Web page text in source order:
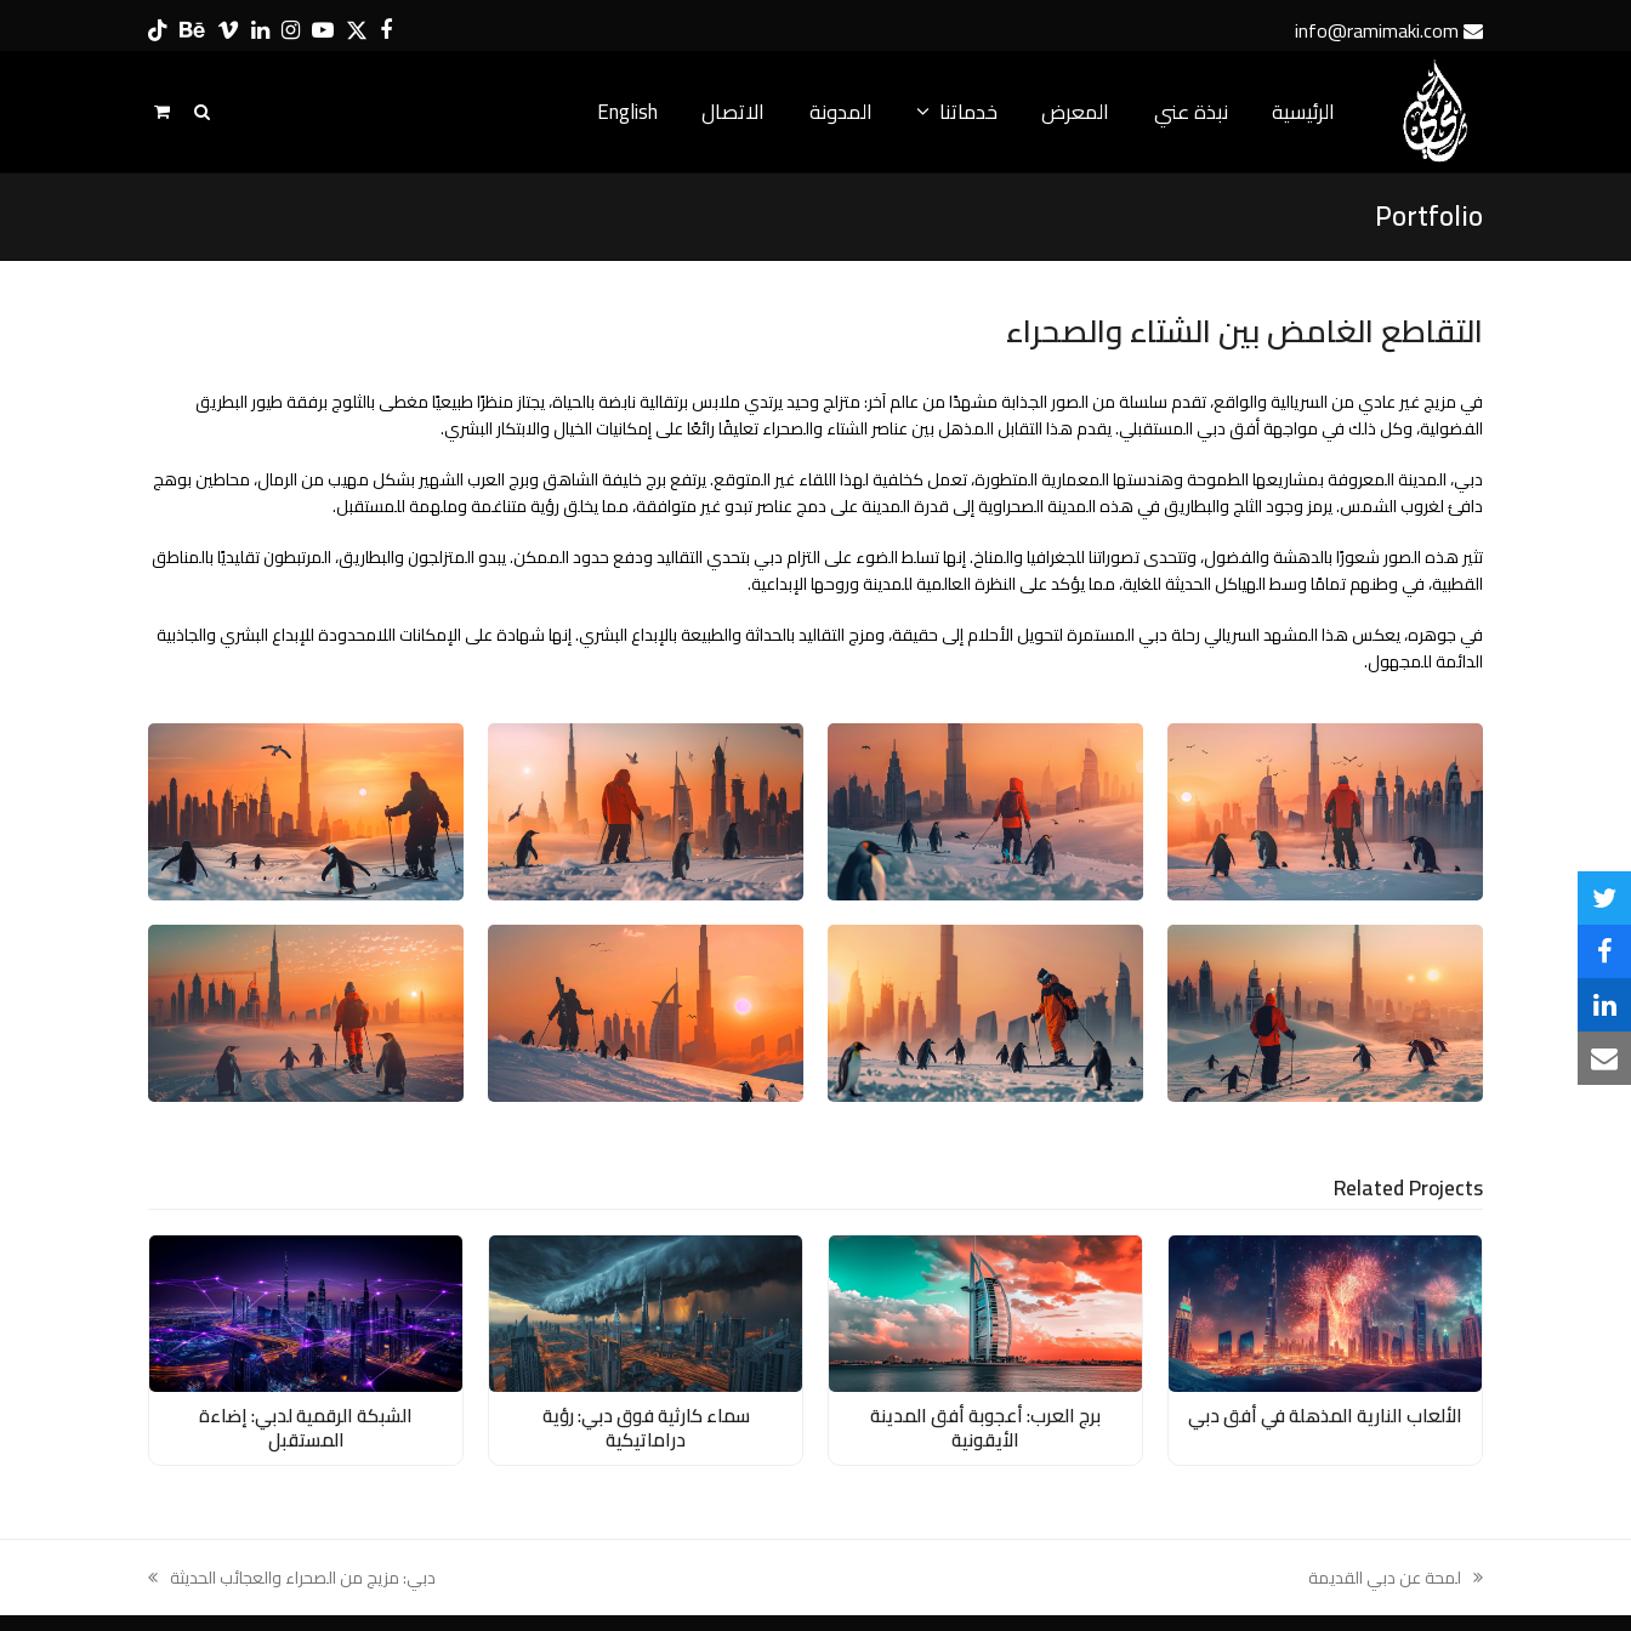
info@ramimaki.com
Facebook
Twitter
YouTube
Instagram
LinkedIn
Vimeo
Behance
Tiktok
الرئيسية نبذة عني المعرض خدماتنا المدونة الاتصال English
Portfolio
التقاطع الغامض بين الشتاء والصحراء
في مزيج غير عادي من السريالية والواقع، تقدم سلسلة من الصور الجذابة مشهدًا من عالم آخر: متزلج وحيد يرتدي ملابس برتقالية نابضة بالحياة، يجتاز منظرًا طبيعيًا مغطى بالثلوج برفقة طيور البطريق
الفضولية، وكل ذلك في مواجهة أفق دبي المستقبلي. يقدم هذا التقابل المذهل بين عناصر الشتاء والصحراء تعليقًا رائعًا على إمكانيات الخيال والابتكار البشري.
دبي، المدينة المعروفة بمشاريعها الطموحة وهندستها المعمارية المتطورة، تعمل كخلفية لهذا اللقاء غير المتوقع. يرتفع برج خليفة الشاهق وبرج العرب الشهير بشكل مهيب من الرمال، محاطين بوهج
دافئ لغروب الشمس. يرمز وجود الثلج والبطاريق في هذه المدينة الصحراوية إلى قدرة المدينة على دمج عناصر تبدو غير متوافقة، مما يخلق رؤية متناغمة وملهمة للمستقبل.
تثير هذه الصور شعورًا بالدهشة والفضول، وتتحدى تصوراتنا للجغرافيا والمناخ. إنها تسلط الضوء على التزام دبي بتحدي التقاليد ودفع حدود الممكن. يبدو المتزلجون والبطاريق، المرتبطون تقليديًا بالمناطق
القطبية، في وطنهم تمامًا وسط الهياكل الحديثة للغاية، مما يؤكد على النظرة العالمية للمدينة وروحها الإبداعية.
في جوهره، يعكس هذا المشهد السريالي رحلة دبي المستمرة لتحويل الأحلام إلى حقيقة، ومزج التقاليد بالحداثة والطبيعة بالإبداع البشري. إنها شهادة على الإمكانات اللامحدودة للإبداع البشري والجاذبية
الدائمة للمجهول.
Share
on
Twitter
Share
on
Facebook
Share
on
Share
Related Projects
الألعاب النارية المذهلة في أفق دبي برج العرب: أعجوبة أفق المدينة
الأيقونية
سماء كارثية فوق دبي: رؤية
دراماتيكية
الشبكة الرقمية لدبي: إضاءة
المستقبل
previous
post:
لمحة عن دبي القديمة
next
post:
دبي: مزيج من الصحراء والعجائب الحديثة